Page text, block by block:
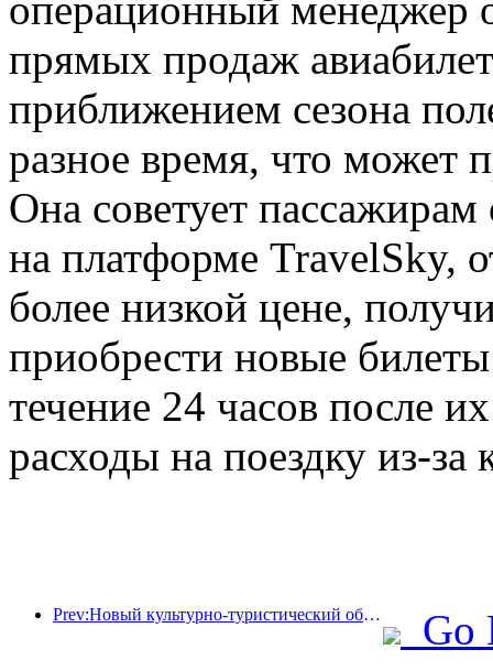
прямых продаж
приближением сезона
разное время, что может
Она советует
на платформе TravelSky,
более низкой цене,
приобрести новые
течение 24 часов после
расходы на поездку из-за
Prev:Новый культурно-туристический объект в центре Пекина, парк «Пиннакл», официально откроется в этом году.
Go